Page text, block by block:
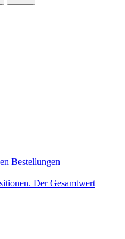
Bestellungen
Der Gesamtwert